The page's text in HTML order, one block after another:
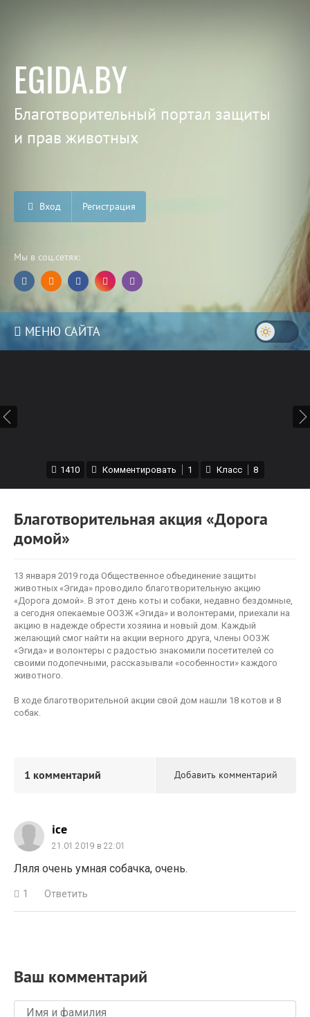
EGIDA.BY
Благотворительный портал защиты
и прав животных
Вход Регистрация
Мы в соц.сетях:
МЕНЮ САЙТА
1410 Комментировать 1 Класс 8
Благотворительная акция «Дорога
домой»
13 января 2019 года Общественное объединение защиты
животных «Эгида» проводило благотворительную акцию
«Дорога домой». В этот день коты и собаки, недавно бездомные,
а сегодня опекаемые ООЗЖ «Эгида» и волонтерами, приехали на
акцию в надежде обрести хозяина и новый дом. Каждый
желающий смог найти на акции верного друга, члены ООЗЖ
«Эгида» и волонтеры с радостью знакомили посетителей со
своими подопечными, рассказывали «особенности» каждого
животного.
В ходе благотворительной акции свой дом нашли 18 котов и 8
собак.
Добавить комментарий
1 комментарий
ice
21.01.2019 в 22:01
Ляля очень умная собачка, очень.
1 Ответить
Ваш комментарий